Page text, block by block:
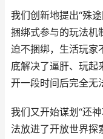
我们创新地提出“殊
捆绑式参与的玩法机
迫不捆绑，生活玩家
底解决了逼肝、玩起
开一段时间后完全无
我们又开始谋划“还
法放进了开放世界探